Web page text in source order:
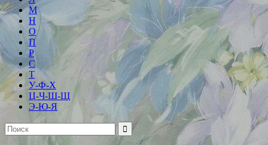
М
Н
О
П
Р
С
Т
У-Ф-Х
Ц-Ч-Ш-Щ
Э-Ю-Я